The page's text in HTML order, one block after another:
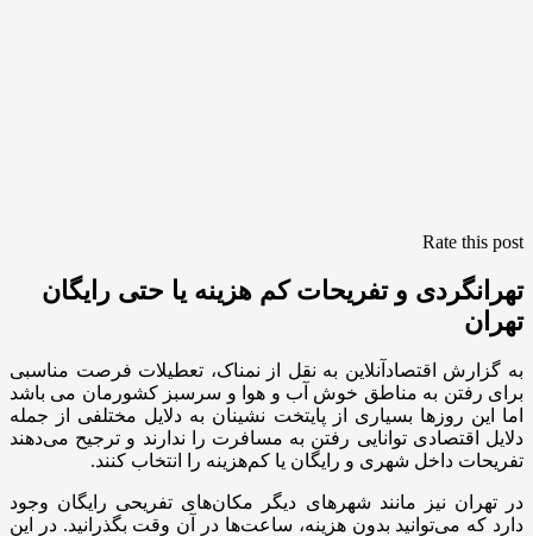
Rate this post
تهرانگردی و تفریحات کم هزینه یا حتی رایگان
تهران
به گزارش اقتصادآنلاین به نقل از نمناک، تعطیلات فرصت مناسبی
برای رفتن به مناطق خوش آب و هوا و سرسبز کشورمان می باشد
اما این روزها بسیاری از پایتخت نشینان به دلایل مختلفی از جمله
دلایل اقتصادی توانایی رفتن به مسافرت را ندارند و ترجیح می‌دهند
تفریحات داخل شهری و رایگان یا کم‌هزینه را انتخاب کنند.
در تهران نیز مانند شهرهای دیگر مکان‌های تفریحی رایگان وجود
دارد که می‌توانید بدون هزینه، ساعت‌ها در آن‌ وقت بگذرانید. در این